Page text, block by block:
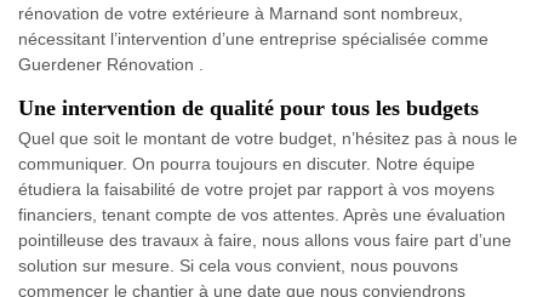
rénovation de votre extérieure à Marnand sont nombreux,
nécessitant l’intervention d’une entreprise spécialisée comme
Guerdener Rénovation .
Une intervention de qualité pour tous les budgets
Quel que soit le montant de votre budget, n’hésitez pas à nous le
communiquer. On pourra toujours en discuter. Notre équipe
étudiera la faisabilité de votre projet par rapport à vos moyens
financiers, tenant compte de vos attentes. Après une évaluation
pointilleuse des travaux à faire, nous allons vous faire part d’une
solution sur mesure. Si cela vous convient, nous pouvons
commencer le chantier à une date que nous conviendrons